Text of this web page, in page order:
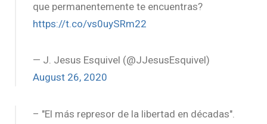
que permanentemente te encuentras?
https://t.co/vs0uySRm22
— J. Jesus Esquivel (@JJesusEsquivel)
August 26, 2020
– "El más represor de la libertad en décadas".